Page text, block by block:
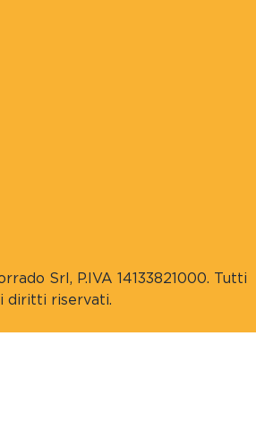
Srl, P.IVA 14133821000. Tutti
i diritti riservati.